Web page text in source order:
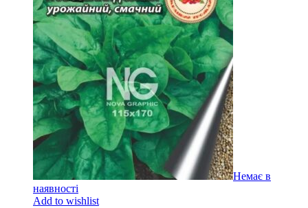
Немає в
наявності
Add to wishlist